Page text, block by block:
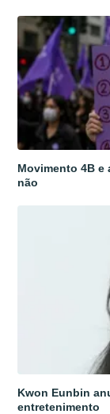
Movimento 4B e
não
Kwon Eunbin
entretenimento